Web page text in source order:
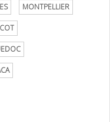
MONTPELLIER